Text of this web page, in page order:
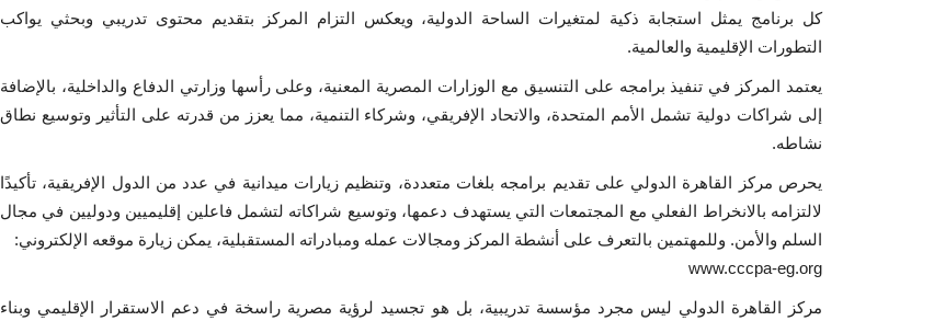
كل برنامج يمثل استجابة ذكية لمتغيرات الساحة الدولية، ويعكس التزام المركز بتقديم محتوى تدريبي وبحثي يواكب
التطورات الإقليمية والعالمية.
يعتمد المركز في تنفيذ برامجه على التنسيق مع الوزارات المصرية المعنية، وعلى رأسها وزارتي الدفاع والداخلية، بالإضافة
إلى شراكات دولية تشمل الأمم المتحدة، والاتحاد الإفريقي، وشركاء التنمية، مما يعزز من قدرته على التأثير وتوسيع نطاق
نشاطه.
يحرص مركز القاهرة الدولي على تقديم برامجه بلغات متعددة، وتنظيم زيارات ميدانية في عدد من الدول الإفريقية، تأكيدًا
لالتزامه بالانخراط الفعلي مع المجتمعات التي يستهدف دعمها، وتوسيع شراكاته لتشمل فاعلين إقليميين ودوليين في مجال
السلم والأمن. وللمهتمين بالتعرف على أنشطة المركز ومجالات عمله ومبادراته المستقبلية، يمكن زيارة موقعه الإلكتروني:
www.cccpa-eg.org
مركز القاهرة الدولي ليس مجرد مؤسسة تدريبية، بل هو تجسيد لرؤية مصرية راسخة في دعم الاستقرار الإقليمي وبناء